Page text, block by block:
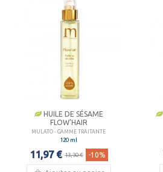
HUILE DE SÉSAME
FLOW'HAIR
MULATO - GAMME TRAITANTE
120 ml
11,97 € 13,30 € -10%